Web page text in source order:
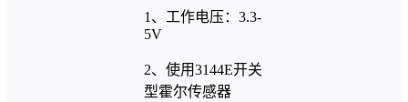
1、工作电压：3.3-
5V
2、使用3144E开关
型霍尔传感器